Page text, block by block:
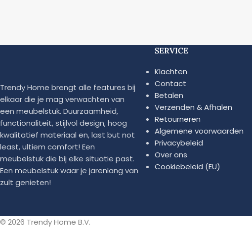
Trendy Home brengt alle features bij
elkaar die je mag verwachten van
een meubelstuk. Duurzaamheid,
functionaliteit, stijlvol design, hoog
kwalitatief materiaal en, last but not
least, ultiem comfort! Een
meubelstuk die bij elke situatie past.
Een meubelstuk waar je jarenlang van
zult genieten!
SERVICE
Klachten
Contact
Betalen
Verzenden & Afhalen
Retourneren
Algemene voorwaarden
Privacybeleid
Over ons
Cookiebeleid (EU)
© 2026 Trendy Home B.V.